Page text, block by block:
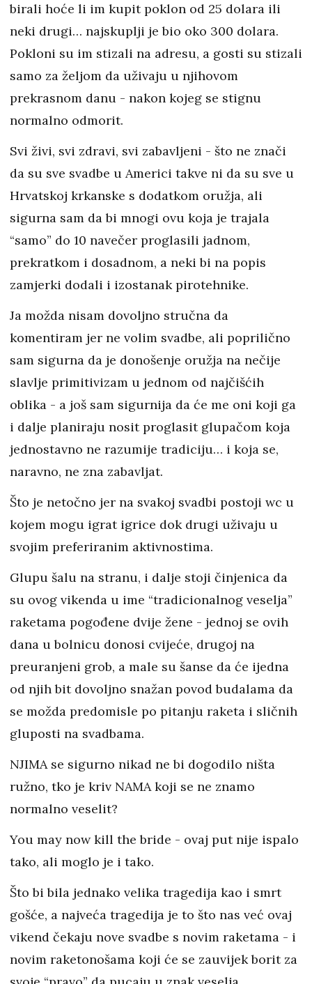
birali hoće li im kupit poklon od 25 dolara ili
neki drugi… najskuplji je bio oko 300 dolara.
Pokloni su im stizali na adresu, a gosti su stizali
samo za željom da uživaju u njihovom
prekrasnom danu - nakon kojeg se stignu
normalno odmorit.
Svi živi, svi zdravi, svi zabavljeni - što ne znači
da su sve svadbe u Americi takve ni da su sve u
Hrvatskoj krkanske s dodatkom oružja, ali
sigurna sam da bi mnogi ovu koja je trajala
“samo” do 10 navečer proglasili jadnom,
prekratkom i dosadnom, a neki bi na popis
zamjerki dodali i izostanak pirotehnike.
Ja možda nisam dovoljno stručna da
komentiram jer ne volim svadbe, ali poprilično
sam sigurna da je donošenje oružja na nečije
slavlje primitivizam u jednom od najčišćih
oblika - a još sam sigurnija da će me oni koji ga
i dalje planiraju nosit proglasit glupačom koja
jednostavno ne razumije tradiciju… i koja se,
naravno, ne zna zabavljat.
Što je netočno jer na svakoj svadbi postoji wc u
kojem mogu igrat igrice dok drugi uživaju u
svojim preferiranim aktivnostima.
Glupu šalu na stranu, i dalje stoji činjenica da
su ovog vikenda u ime “tradicionalnog veselja”
raketama pogođene dvije žene - jednoj se ovih
dana u bolnicu donosi cvijeće, drugoj na
preuranjeni grob, a male su šanse da će ijedna
od njih bit dovoljno snažan povod budalama da
se možda predomisle po pitanju raketa i sličnih
gluposti na svadbama.
NJIMA se sigurno nikad ne bi dogodilo ništa
ružno, tko je kriv NAMA koji se ne znamo
normalno veselit?
You may now kill the bride - ovaj put nije ispalo
tako, ali moglo je i tako.
Što bi bila jednako velika tragedija kao i smrt
gošće, a najveća tragedija je to što nas već ovaj
vikend čekaju nove svadbe s novim raketama - i
novim raketonošama koji će se zauvijek borit za